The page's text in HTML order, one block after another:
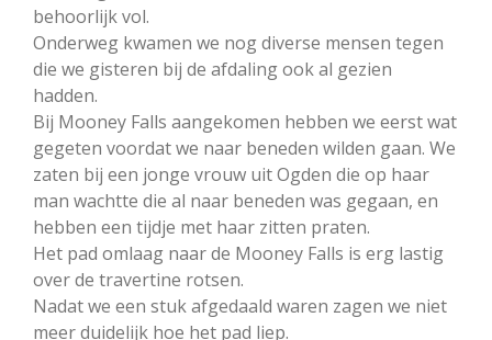
behoorlijk vol.
Onderweg kwamen we nog diverse mensen tegen
die we gisteren bij de afdaling ook al gezien
hadden.
Bij Mooney Falls aangekomen hebben we eerst wat
gegeten voordat we naar beneden wilden gaan. We
zaten bij een jonge vrouw uit Ogden die op haar
man wachtte die al naar beneden was gegaan, en
hebben een tijdje met haar zitten praten.
Het pad omlaag naar de Mooney Falls is erg lastig
over de travertine rotsen.
Nadat we een stuk afgedaald waren zagen we niet
meer duidelijk hoe het pad liep.